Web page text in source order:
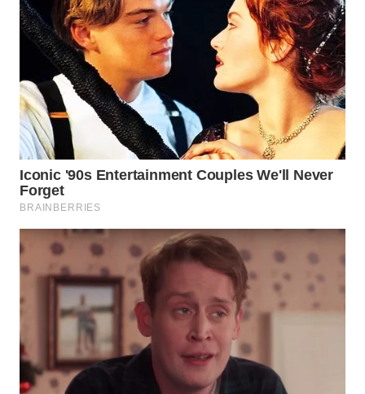
WN
TAPANULI
TENGAH
WN DELI
SERDANG
WN
TEBING
TINGGI
WN
PAKPAK
KARAWANG
WN
BEKASI